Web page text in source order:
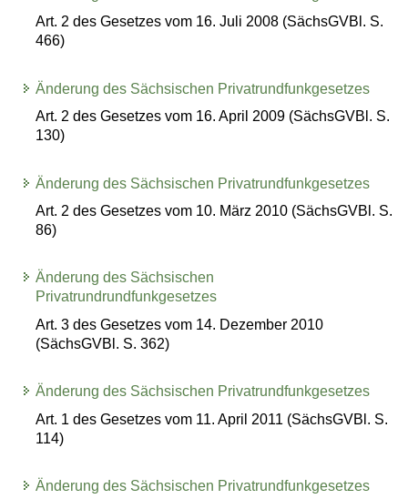
Art. 2 des Gesetzes vom 16. Juli 2008 (SächsGVBl. S.
466)
Änderung des Sächsischen Privatrundfunkgesetzes
Art. 2 des Gesetzes vom 16. April 2009 (SächsGVBl. S.
130)
Änderung des Sächsischen Privatrundfunkgesetzes
Art. 2 des Gesetzes vom 10. März 2010 (SächsGVBl. S.
86)
Änderung des Sächsischen
Privatrundrundfunkgesetzes
Art. 3 des Gesetzes vom 14. Dezember 2010
(SächsGVBl. S. 362)
Änderung des Sächsischen Privatrundfunkgesetzes
Art. 1 des Gesetzes vom 11. April 2011 (SächsGVBl. S.
114)
Änderung des Sächsischen Privatrundfunkgesetzes